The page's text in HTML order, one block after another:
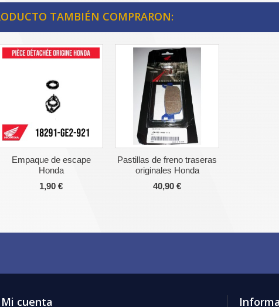
TAMBIÉN COMPRARON:
Empaque de escape
Honda
1,90 €
Pastillas de freno traseras
originales Honda
40,90 €
Mi cuenta